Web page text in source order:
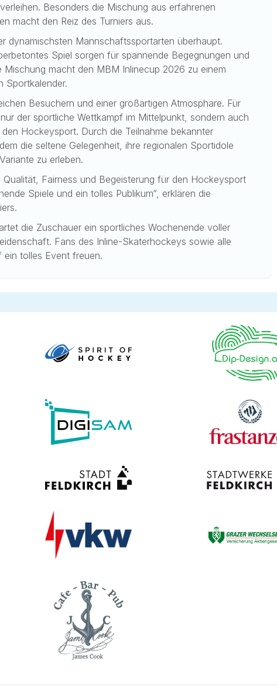
Besonders die Mischung aus erfahrenen
macht den Reiz des Turniers aus.
dynamischsten Mannschaftssportarten überhaupt.
Spiel sorgen für spannende Begegnungen und
Mischung macht den MBM Inlinecup 2026 zu einem
Sportkalender.
Besuchern und einer großartigen Atmosphäre. Für
der sportliche Wettkampf im Mittelpunkt, sondern auch
Hockeysport. Durch die Teilnahme bekannter
die seltene Gelegenheit, ihre regionalen Sportidole
zu erleben.
Qualität, Fairness und Begeisterung für den Hockeysport
Spiele und ein tolles Publikum“, erklären die
die Zuschauer ein sportliches Wochenende voller
Fans des Inline-Skaterhockeys sowie alle
ein tolles Event freuen.